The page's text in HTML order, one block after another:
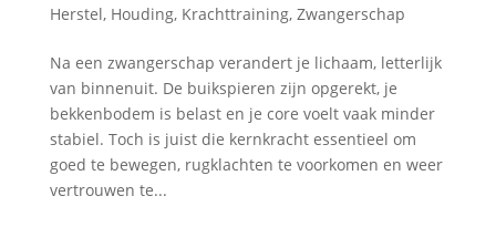
Herstel, Houding, Krachttraining, Zwangerschap
Na een zwangerschap verandert je lichaam, letterlijk
van binnenuit. De buikspieren zijn opgerekt, je
bekkenbodem is belast en je core voelt vaak minder
stabiel. Toch is juist die kernkracht essentieel om
goed te bewegen, rugklachten te voorkomen en weer
vertrouwen te...